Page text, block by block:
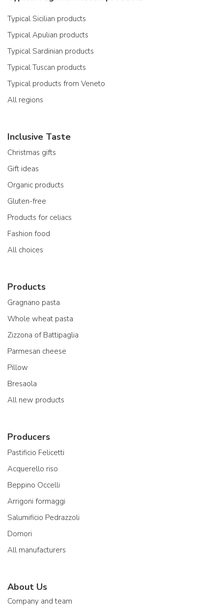
Typical Sicilian products
Typical Apulian products
Typical Sardinian products
Typical Tuscan products
Typical products from Veneto
All regions
Inclusive Taste
Christmas gifts
Gift ideas
Organic products
Gluten-free
Products for celiacs
Fashion food
All choices
Products
Gragnano pasta
Whole wheat pasta
Zizzona of Battipaglia
Parmesan cheese
Pillow
Bresaola
All new products
Producers
Pastificio Felicetti
Acquerello riso
Beppino Occelli
Arrigoni formaggi
Salumificio Pedrazzoli
Domori
All manufacturers
About Us
Company and team